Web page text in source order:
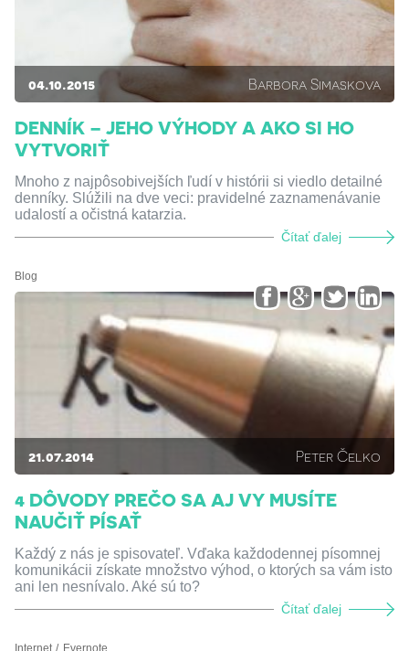
04.10.2015 Barbora Simaskova
DENNÍK – JEHO VÝHODY A AKO SI HO
VYTVORIŤ
Mnoho z najpôsobivejších ľudí v histórii si viedlo detailné
denníky. Slúžili na dve veci: pravidelné zaznamenávanie
udalostí a očistná katarzia.
Čítať ďalej
Blog
21.07.2014 Peter Čelko
4 DÔVODY PREČO SA AJ VY MUSÍTE
NAUČIŤ PÍSAŤ
Každý z nás je spisovateľ. Vďaka každodennej písomnej
komunikácii získate množstvo výhod, o ktorých sa vám isto
ani len nesnívalo. Aké sú to?
Čítať ďalej
Internet Evernote